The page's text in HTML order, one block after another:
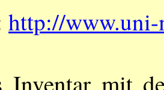
http://www.uni-
Inventar mit